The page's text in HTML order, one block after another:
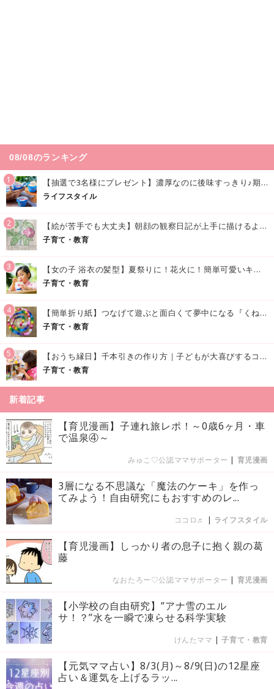
08/08のランキング
1 【抽選で3名様にプレゼント】濃厚なのに後味すっきり♪期間限定の「メイトーのなめらかプリン カルピス®入りソース」で夏を味わおう！
ライフスタイル
2 【絵が苦手でも大丈夫】朝顔の観察日記が上手に描けるようになる方法｜イラスト付き
子育て・教育
3 【女の子 浴衣の髪型】夏祭りに！花火に！簡単可愛いキッズの浴衣ヘアアレンジまとめ
子育て・教育
4 【簡単折り紙】つなげて遊ぶと面白くて夢中になる『くねくねへびさんの作り方』
子育て・教育
5 【おうち縁日】千本引きの作り方｜子どもが大喜びするコツやアイデア♪
子育て・教育
新着記事
【育児漫画】子連れ旅レポ！～0歳6ヶ月・車
で温泉④～
みゅこ♡公認ママサポーター | 育児漫画
3層になる不思議な「魔法のケーキ」を作っ
てみよう！自由研究にもおすすめのレ...
ココロ♬ | ライフスタイル
【育児漫画】しっかり者の息子に抱く親の葛
藤
なおたろー♡公認ママサポーター | 育児漫画
【小学校の自由研究】”アナ雪のエル
サ！？”水を一瞬で凍らせる科学実験
けんたママ |子育て・教育
【元気ママ占い】8/3(月)～8/9(日)の12星座
占い＆運気を上げるラッ...